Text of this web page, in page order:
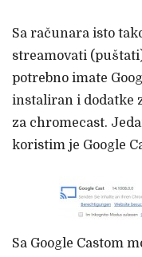
Sa računara isto
streamovati
potrebno imate
instaliran i dodatke
za chromecast.
koristim je Google
Sa Google Castom